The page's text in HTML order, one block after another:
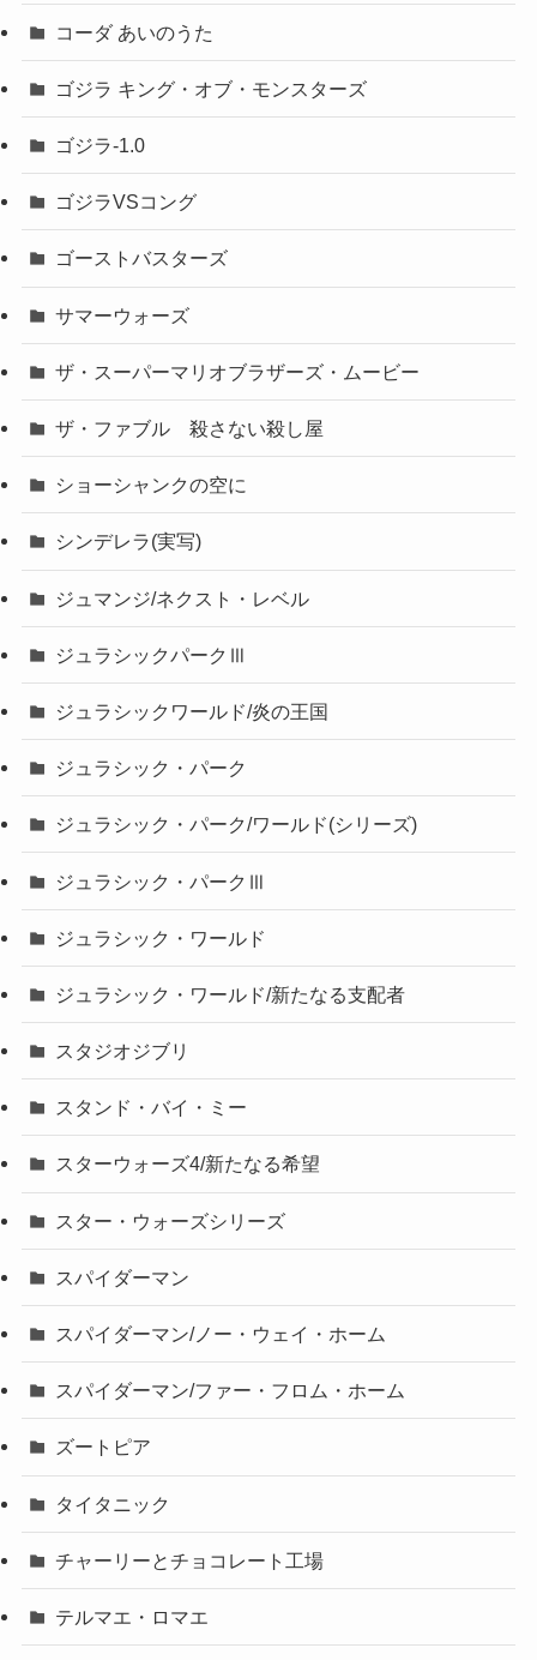
コーダ あいのうた
ゴジラ キング・オブ・モンスターズ
ゴジラ-1.0
ゴジラVSコング
ゴーストバスターズ
サマーウォーズ
ザ・スーパーマリオブラザーズ・ムービー
ザ・ファブル 殺さない殺し屋
ショーシャンクの空に
シンデレラ(実写)
ジュマンジ/ネクスト・レベル
ジュラシックパークⅢ
ジュラシックワールド/炎の王国
ジュラシック・パーク
ジュラシック・パーク/ワールド(シリーズ)
ジュラシック・パークⅢ
ジュラシック・ワールド
ジュラシック・ワールド/新たなる支配者
スタジオジブリ
スタンド・バイ・ミー
スターウォーズ4/新たなる希望
スター・ウォーズシリーズ
スパイダーマン
スパイダーマン/ノー・ウェイ・ホーム
スパイダーマン/ファー・フロム・ホーム
ズートピア
タイタニック
チャーリーとチョコレート工場
テルマエ・ロマエ